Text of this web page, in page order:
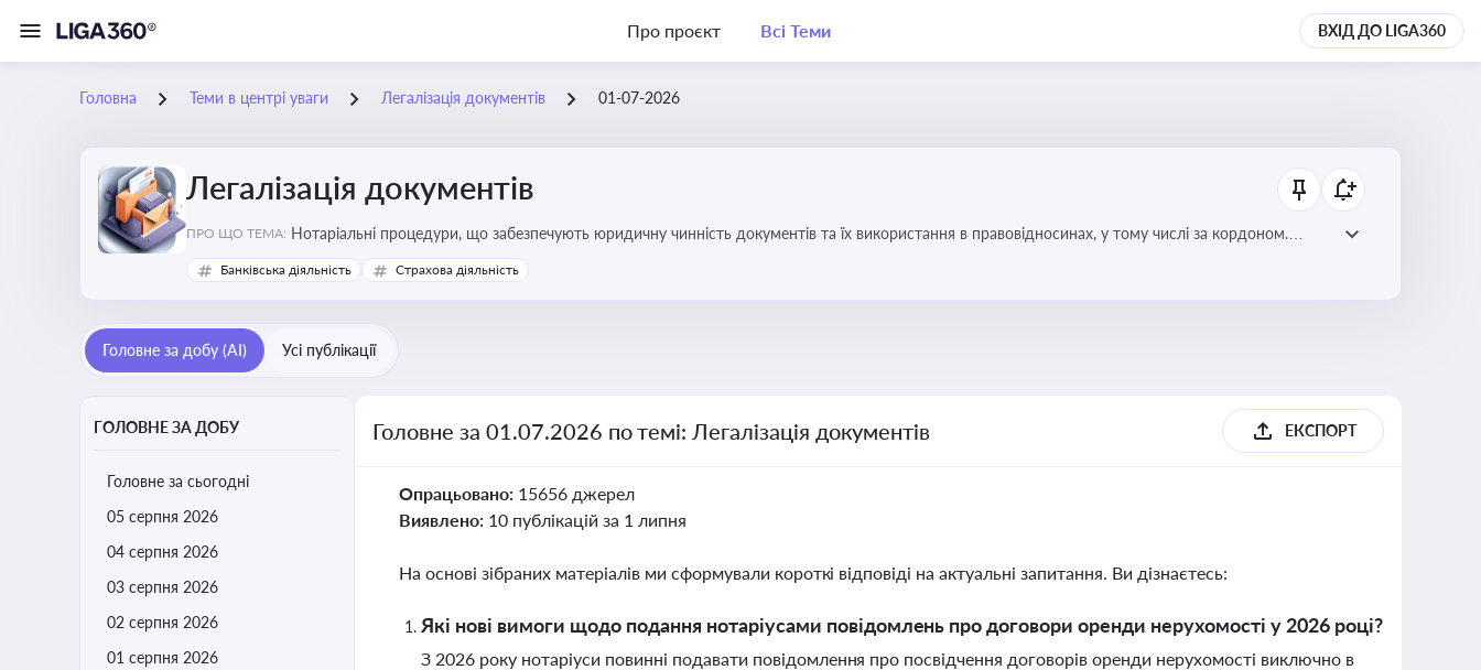
Про проєкт Всі Теми ВХІД ДО LIGA360
Головна Теми в центрі уваги Легалізація документів 01-07-2026
Легалізація документів
ПРО ЩО ТЕМА: Нотаріальні процедури, що забезпечують юридичну чинність документів та їх використання в правовідносинах, у тому числі за кордоном.
Актуальна інформація дозволяє бізнесу та юристам правильно оформлювати документи, уникати ризиків недійсності та забезпечувати їх
належне прийняття органами влади та контрагентами
Банківська діяльність Страхова діяльність
Головне за добу (AI) Усі публікації
ГОЛОВНЕ ЗА ДОБУ
Головне за сьогодні
05 серпня 2026
04 серпня 2026
03 серпня 2026
02 серпня 2026
01 серпня 2026
Головне за 01.07.2026 по темі: Легалізація документів ЕКСПОРТ
Опрацьовано: 15656 джерел
Виявлено: 10 публікацій за 1 липня
На основі зібраних матеріалів ми сформували короткі відповіді на актуальні запитання. Ви дізнаєтесь:
Які нові вимоги щодо подання нотаріусами повідомлень про договори оренди нерухомості у 2026 році?
З 2026 року нотаріуси повинні подавати повідомлення про посвідчення договорів оренди нерухомості виключно в